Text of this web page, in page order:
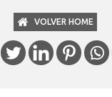
VOLVER HOME